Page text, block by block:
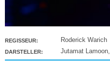
REGISSEUR: Roderick Warich
DARSTELLER: Jutamat Lamoon,